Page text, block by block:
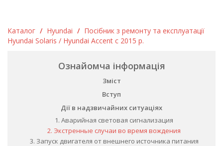
Каталог / Hyundai / Посібник з ремонту та експлуатації
Hyundai Solaris / Hyundai Accent c 2015 р.
Ознайомча інформація
Зміст
Вступ
Дії в надзвичайних ситуаціях
1. Аварийная световая сигнализация
2. Экстренные случаи во время вождения
3. Запуск двигателя от внешнего источника питания